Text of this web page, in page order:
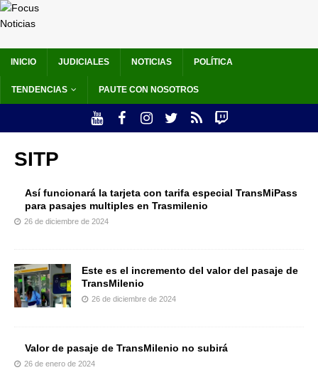
INICIO JUDICIALES NOTICIAS POLÍTICA
TENDENCIAS PAUTE CON NOSOTROS
SITP
Así funcionará la tarjeta con tarifa especial TransMiPass
para pasajes multiples en Trasmilenio
26 de diciembre de 2024
Este es el incremento del valor del pasaje de
TransMilenio
26 de diciembre de 2024
Valor de pasaje de TransMilenio no subirá
26 de enero de 2024